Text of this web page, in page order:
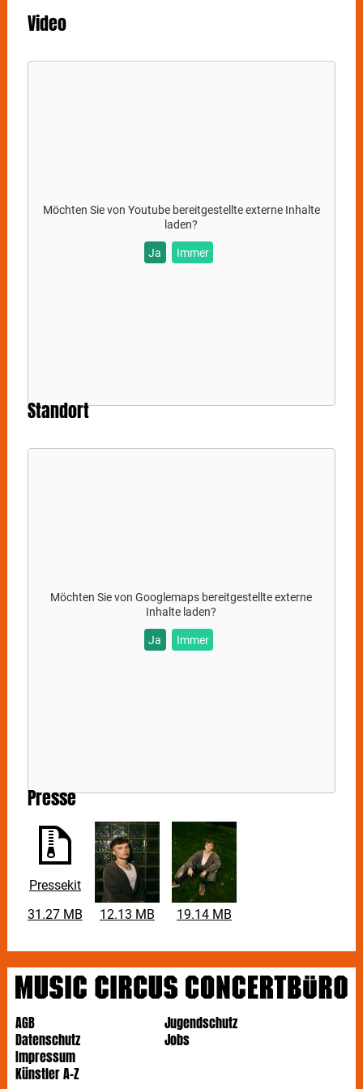
Video
Möchten Sie von Youtubebereitgestellte externe Inhalte
laden?
Ja Immer
Standort
Möchten Sie vonGooglemaps bereitgestellte externe
Inhalte laden?
Ja Immer
Presse
Pressekit
31.27 MB
12.13 MB 19.14 MB
AGB
Datenschutz
Impressum
Jugendschutz
Jobs
Künstler A-Z